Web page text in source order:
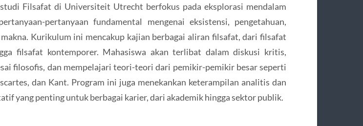
Filsafat di Universiteit Utrecht berfokus pada eksplorasi mendalam
pertanyaan fundamental mengenai eksistensi, pengetahuan,
Kurikulum ini mencakup kajian berbagai aliran filsafat, dari filsafat
filsafat kontemporer. Mahasiswa akan terlibat dalam diskusi kritis,
filosofis, dan mempelajari teori-teori dari pemikir-pemikir besar seperti
dan Kant. Program ini juga menekankan keterampilan analitis dan
yang penting untuk berbagai karier, dari akademik hingga sektor publik.